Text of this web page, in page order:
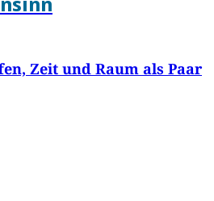
Zeit und Raum als Paar